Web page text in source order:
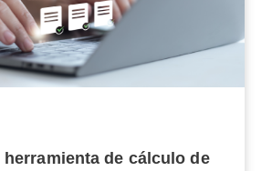
herramienta de cálculo de